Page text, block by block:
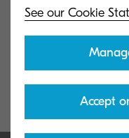
The ability to
that has been
See our Cookie
Accept